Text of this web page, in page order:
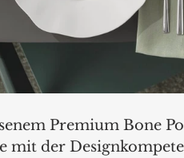
Premium Bone
mit der